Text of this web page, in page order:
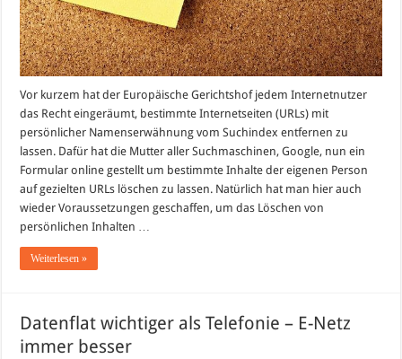
Vor kurzem hat der Europäische Gerichtshof jedem Internetnutzer
das Recht eingeräumt, bestimmte Internetseiten (URLs) mit
persönlicher Namenserwähnung vom Suchindex entfernen zu
lassen. Dafür hat die Mutter aller Suchmaschinen, Google, nun ein
Formular online gestellt um bestimmte Inhalte der eigenen Person
auf gezielten URLs löschen zu lassen. Natürlich hat man hier auch
wieder Voraussetzungen geschaffen, um das Löschen von
persönlichen Inhalten …
Weiterlesen »
Datenflat wichtiger als Telefonie – E-Netz
immer besser